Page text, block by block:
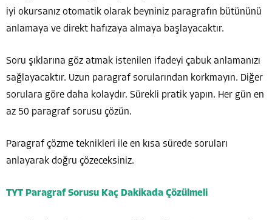
iyi okursanız otomatik olarak beyniniz paragrafın bütününü
anlamaya ve direkt hafızaya almaya başlayacaktır.
Soru şıklarına göz atmak istenilen ifadeyi çabuk anlamanızı
sağlayacaktır. Uzun paragraf sorularından korkmayın. Diğer
sorulara göre daha kolaydır. Sürekli pratik yapın. Her gün en
az 50 paragraf sorusu çözün.
Paragraf çözme teknikleri ile en kısa sürede soruları
anlayarak doğru çözeceksiniz.
TYT Paragraf Sorusu Kaç Dakikada Çözülmeli